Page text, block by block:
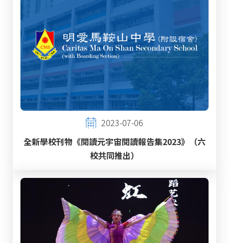
2023-07-06
全新學校刊物《閱讀元宇宙閱讀報告集2023》（六
校共同推出）